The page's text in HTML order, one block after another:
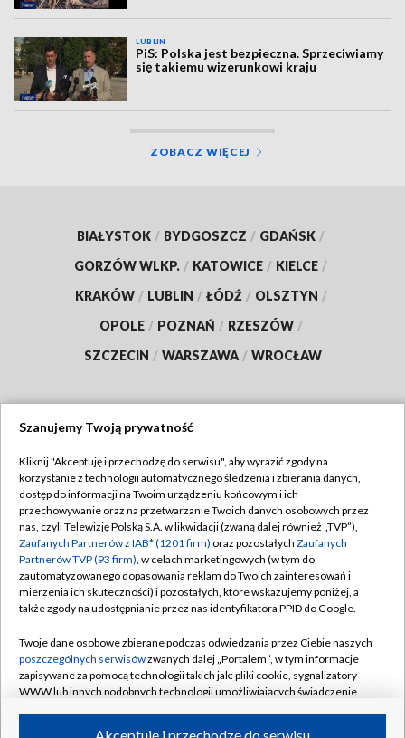
LUBLIN
PiS: Polska jest bezpieczna. Sprzeciwiamy
się takiemu wizerunkowi kraju
ZOBACZ WIĘCEJ
BIAŁYSTOK / BYDGOSZCZ / GDAŃSK /
GORZÓW WLKP. / KATOWICE / KIELCE /
KRAKÓW / LUBLIN / ŁÓDŹ / OLSZTYN /
OPOLE / POZNAŃ / RZESZÓW /
SZCZECIN / WARSZAWA / WROCŁAW
TVP
Abonament TVP
Emisja w TVP
Centrum informacji TVP
Naziemna Telewizja Cyfrowa
Rada Programowa
System NOS
Informacje o nadawcy
Regulamin TVP
Polityka prywatności
Moje zgody
Pomoc
Kontakt
Kanały
Szanujemy Twoją prywatność
Kliknij "Akceptuję i przechodzę do serwisu", aby wyrazić zgody na
korzystanie z technologii automatycznego śledzenia i zbierania danych,
dostęp do informacji na Twoim urządzeniu końcowym i ich
przechowywanie oraz na przetwarzanie Twoich danych osobowych przez
nas, czyli Telewizję Polską S.A. w likwidacji (zwaną dalej również „TVP”),
Zaufanych Partnerów z IAB* (1201 firm) oraz pozostałych Zaufanych
Partnerów TVP (93 firm), w celach marketingowych (w tym do
zautomatyzowanego dopasowania reklam do Twoich zainteresowań i
mierzenia ich skuteczności) i pozostałych, które wskazujemy poniżej, a
także zgody na udostępnianie przez nas identyfikatora PPID do Google.
Twoje dane osobowe zbierane podczas odwiedzania przez Ciebie naszych
poszczególnych serwisówzwanych dalej „Portalem”, w tym informacje
zapisywane za pomocą technologii takich jak: pliki cookie, sygnalizatory
WWW lub innych podobnych technologii umożliwiających świadczenie